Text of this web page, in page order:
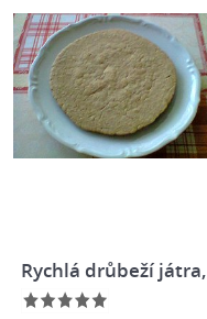
Rychlá drůbeží